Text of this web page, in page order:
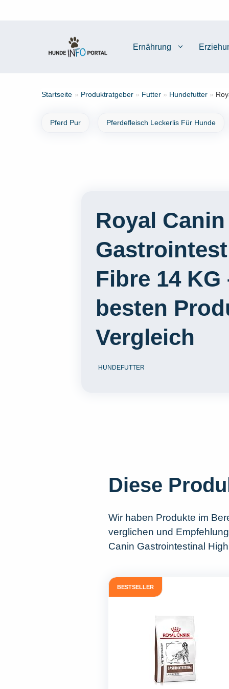
Ernährung
Startseite » Produktratgeber » Futter » Hundefutter »
Pferd Pur Pferdefleisch Leckerlis Für Hunde
Royal Canin
Fibre 14 KG
besten
Vergleich
HUNDEFUTTER
Diese
Wir haben Produkte im
verglichen und
Canin Gastrointestinal
BESTSELLER